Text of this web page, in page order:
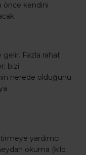
önce kendini
gelir. Fazla rahat
bizi
nerede olduğunu
yardımcı
okuma (kilo